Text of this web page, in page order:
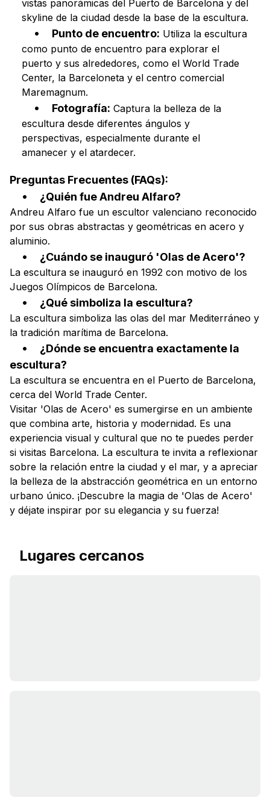
vistas panorámicas del Puerto de Barcelona y del
skyline de la ciudad desde la base de la escultura.
Punto de encuentro: Utiliza la escultura
como punto de encuentro para explorar el
puerto y sus alrededores, como el World Trade
Center, la Barceloneta y el centro comercial
Maremagnum.
Fotografía: Captura la belleza de la
escultura desde diferentes ángulos y
perspectivas, especialmente durante el
amanecer y el atardecer.
Preguntas Frecuentes (FAQs):
¿Quién fue Andreu Alfaro?
Andreu Alfaro fue un escultor valenciano reconocido
por sus obras abstractas y geométricas en acero y
aluminio.
¿Cuándo se inauguró 'Olas de Acero'?
La escultura se inauguró en 1992 con motivo de los
Juegos Olímpicos de Barcelona.
¿Qué simboliza la escultura?
La escultura simboliza las olas del mar Mediterráneo y
la tradición marítima de Barcelona.
¿Dónde se encuentra exactamente la
escultura?
La escultura se encuentra en el Puerto de Barcelona,
cerca del World Trade Center.
Visitar 'Olas de Acero' es sumergirse en un ambiente
que combina arte, historia y modernidad. Es una
experiencia visual y cultural que no te puedes perder
si visitas Barcelona. La escultura te invita a reflexionar
sobre la relación entre la ciudad y el mar, y a apreciar
la belleza de la abstracción geométrica en un entorno
urbano único. ¡Descubre la magia de 'Olas de Acero'
y déjate inspirar por su elegancia y su fuerza!
Lugares cercanos